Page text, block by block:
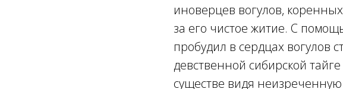
иноверцев вогулов,
за его чистое житие. С
пробудил в сердцах вогулов
девственной сибирской
существе видя